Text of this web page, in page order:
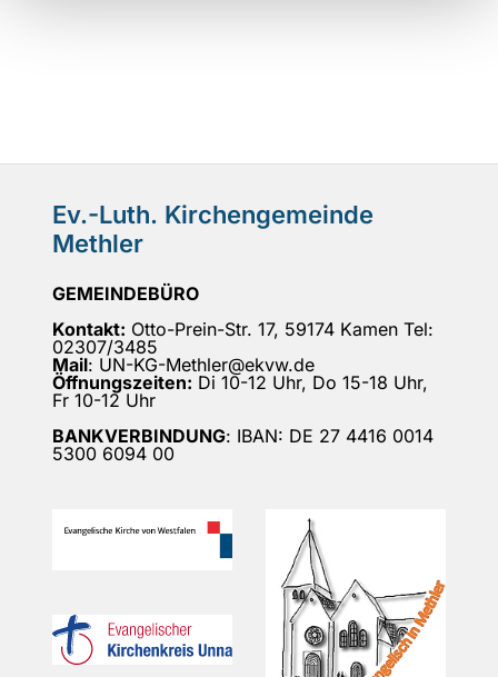
Ev.-Luth. Kirchengemeinde
Methler
GEMEINDEBÜRO
Kontakt: Otto-Prein-Str. 17, 59174 Kamen Tel:
02307/3485
Mail: UN-KG-Methler@ekvw.de
Öffnungszeiten: Di 10-12 Uhr, Do 15-18 Uhr,
Fr 10-12 Uhr
BANKVERBINDUNG: IBAN: DE 27 4416 0014
5300 6094 00